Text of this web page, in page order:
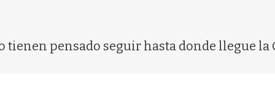
tienen pensado seguir hasta donde llegue la